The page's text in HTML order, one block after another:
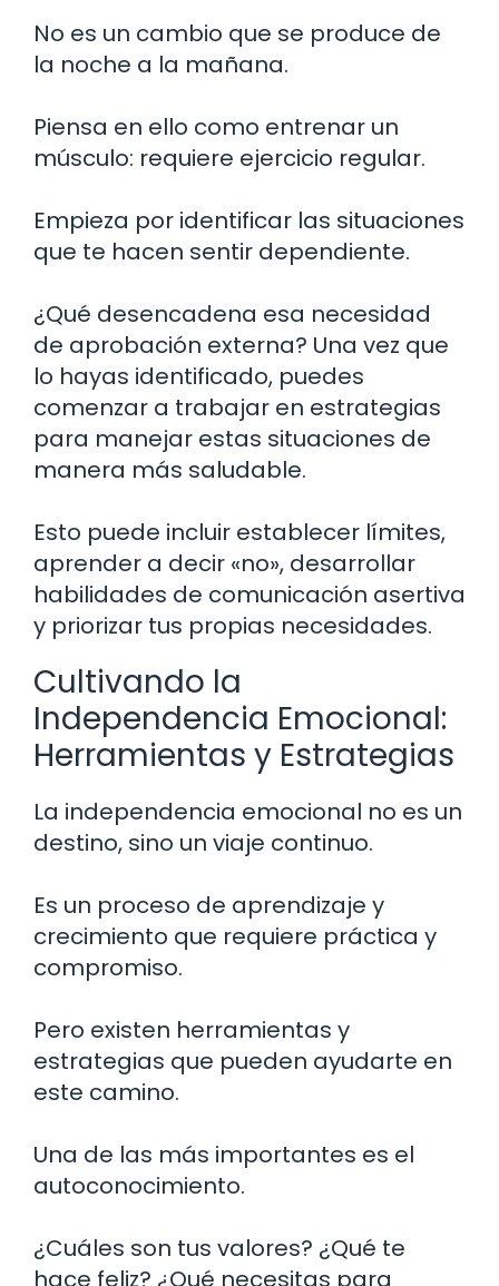
No es un cambio que se produce de
la noche a la mañana.
Piensa en ello como entrenar un
músculo: requiere ejercicio regular.
Empieza por identificar las situaciones
que te hacen sentir dependiente.
¿Qué desencadena esa necesidad
de aprobación externa? Una vez que
lo hayas identificado, puedes
comenzar a trabajar en estrategias
para manejar estas situaciones de
manera más saludable.
Esto puede incluir establecer límites,
aprender a decir «no», desarrollar
habilidades de comunicación asertiva
y priorizar tus propias necesidades.
Cultivando la
Independencia Emocional:
Herramientas y Estrategias
La independencia emocional no es un
destino, sino un viaje continuo.
Es un proceso de aprendizaje y
crecimiento que requiere práctica y
compromiso.
Pero existen herramientas y
estrategias que pueden ayudarte en
este camino.
Una de las más importantes es el
autoconocimiento.
¿Cuáles son tus valores? ¿Qué te
hace feliz? ¿Qué necesitas para